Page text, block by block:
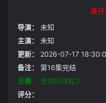
展
导演：
未知
主演：
未知
更新：
2026-07-17
备注：
第16集完结
豆瓣：
爱情同课程3
评分：